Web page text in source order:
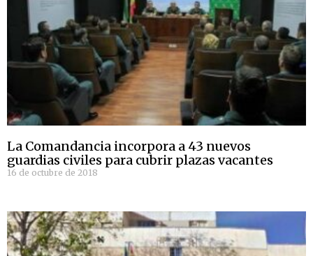
La Comandancia incorpora a 43 nuevos
guardias civiles para cubrir plazas vacantes
16 de octubre de 2018